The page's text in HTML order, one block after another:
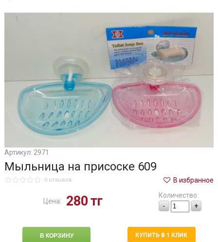
Артикул: 2971
Мыльница на присоске 609
0 отзывов В избранное
Цена: 280тг
Количество:
-
+
КУПИТЬ В 1 КЛИК